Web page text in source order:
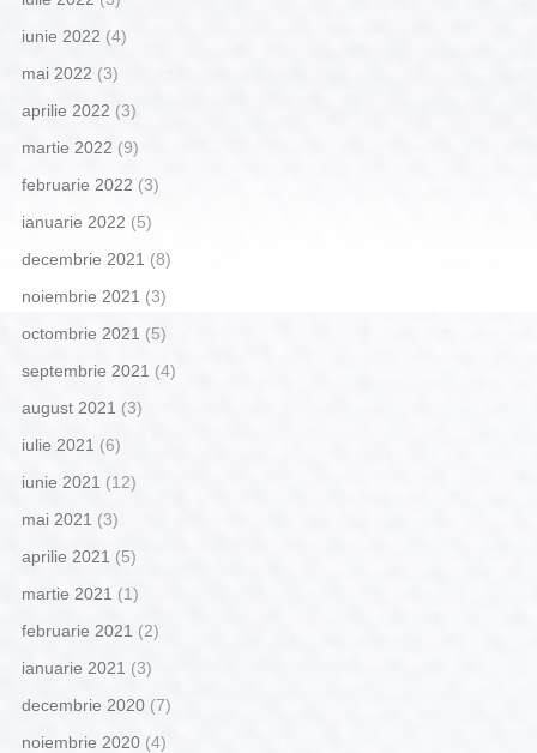
iunie 2022 (4)
mai 2022 (3)
aprilie 2022 (3)
martie 2022 (9)
februarie 2022 (3)
ianuarie 2022 (5)
decembrie 2021 (8)
noiembrie 2021 (3)
octombrie 2021 (5)
septembrie 2021 (4)
august 2021 (3)
iulie 2021 (6)
iunie 2021 (12)
mai 2021 (3)
aprilie 2021 (5)
martie 2021 (1)
februarie 2021 (2)
ianuarie 2021 (3)
decembrie 2020(7)
noiembrie 2020(4)